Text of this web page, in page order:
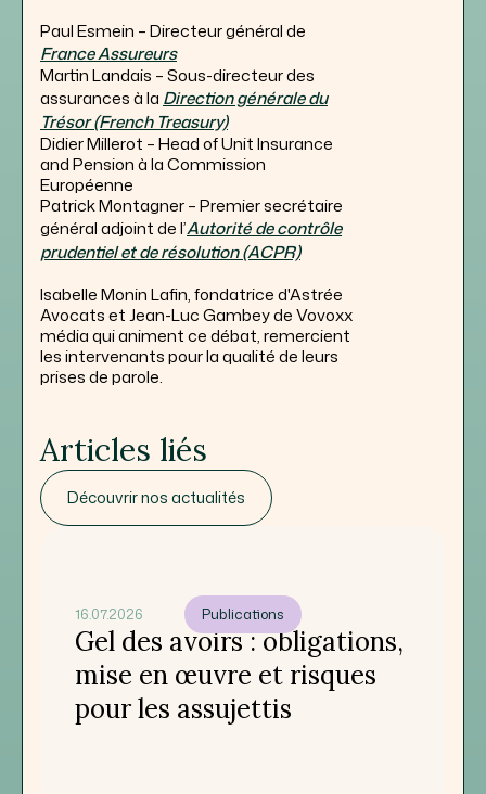
Paul Esmein – Directeur général de
France Assureurs
Martin Landais – Sous-directeur des
assurances à la Direction générale du
Trésor (French Treasury)
Didier Millerot – Head of Unit Insurance
and Pension à la Commission
Européenne
Patrick Montagner – Premier secrétaire
général adjoint de l’Autorité de contrôle
prudentiel et de résolution (ACPR)
Isabelle Monin Lafin, fondatrice d'Astrée
Avocats et Jean-Luc Gambey de Vovoxx
média qui animent ce débat, remercient
les intervenants pour la qualité de leurs
prises de parole.
Articles liés
Découvrir nos actualités
16.07.2026
Gel des avoirs : obligations,
mise en œuvre et risques
pour les assujettis
Publications